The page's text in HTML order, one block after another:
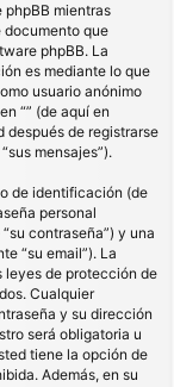
phpBB mientras
documento que
phpBB. La
es mediante lo que
usuario anónimo
“” (de aquí en
después de registrarse
mensajes”).
de identificación (de
personal
contraseña”) y una
“su email”). La
leyes de protección de
Cualquier
y su dirección
será obligatoria u
tiene la opción de
Además, en su